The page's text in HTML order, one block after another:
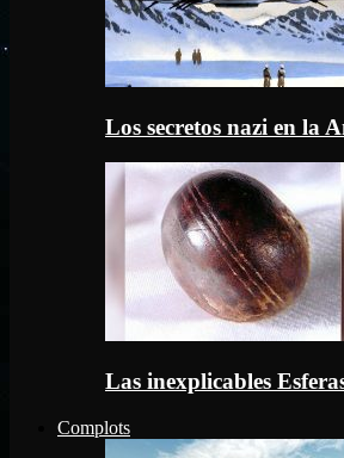
Los secretos nazi en la
Las inexplicables
Complots